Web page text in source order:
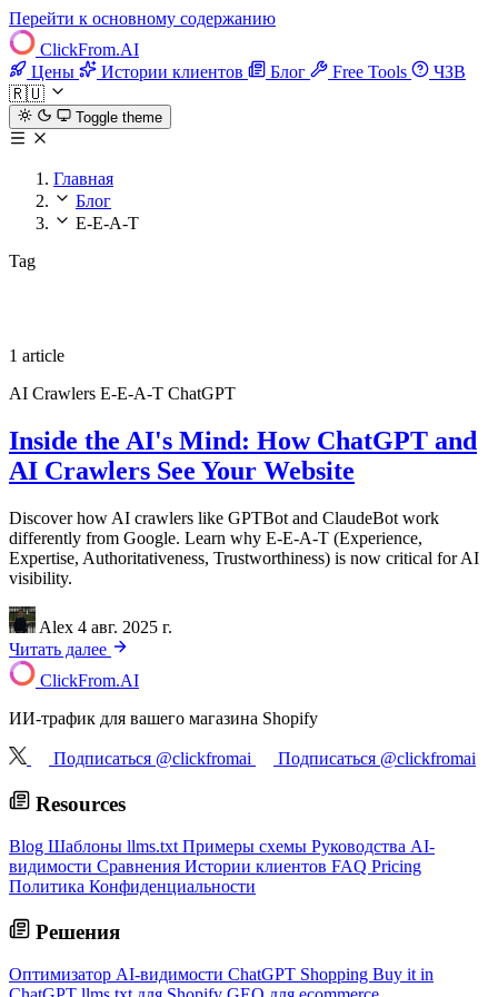
Перейти к основному содержанию
ClickFrom.AI
Цены
Истории клиентов Блог Free Tools
ЧЗВ
🇷🇺
Toggle theme
Главная
Блог
E-E-A-T
Tag
1 article
AI Crawlers E-E-A-T ChatGPT
Inside the AI's Mind: How ChatGPT and
AI Crawlers See Your Website
Discover how AI crawlers like GPTBot and ClaudeBot work
differently from Google. Learn why E-E-A-T (Experience,
Expertise, Authoritativeness, Trustworthiness) is now critical for AI
visibility.
Alex 4 авг. 2025 г.
Читать далее
ClickFrom.AI
ИИ-трафик для вашего магазина Shopify
Подписаться @clickfromai Подписаться @clickfromai
Resources
Blog Шаблоны llms.txt Примеры схемы Руководства AI-
видимости Сравнения Истории клиентов FAQ Pricing
Политика Конфиденциальности
Решения
Оптимизатор AI-видимости ChatGPT Shopping Buy it in